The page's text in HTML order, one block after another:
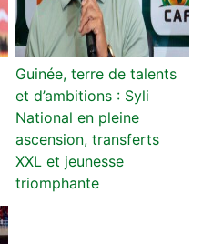
Guinée, terre de talents
et d’ambitions : Syli
National en pleine
ascension, transferts
XXL et jeunesse
triomphante